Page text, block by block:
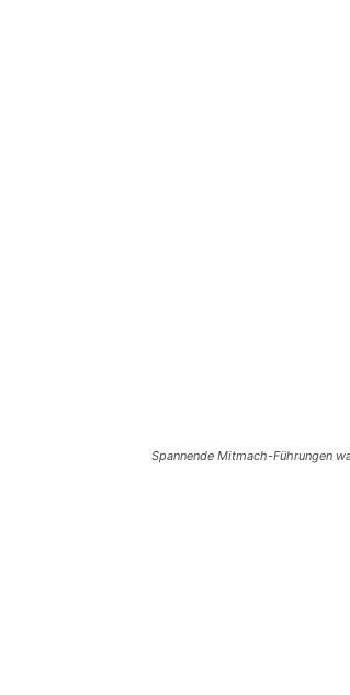
Spannende Mitmach-Führungen